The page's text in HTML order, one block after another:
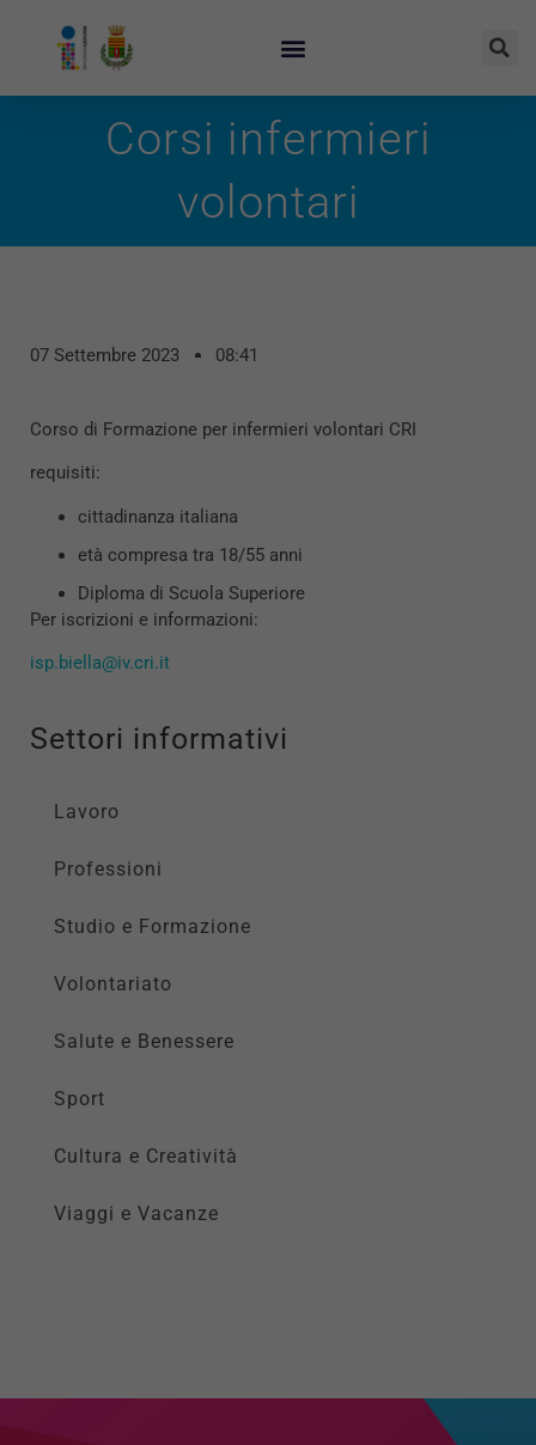
Corsi infermieri
volontari
07 Settembre 2023 08:41
Corso di Formazione per infermieri volontari CRI
requisiti:
cittadinanza italiana
età compresa tra 18/55 anni
Diploma di Scuola Superiore
Per iscrizioni e informazioni:
isp.biella@iv.cri.it
Settori informativi
Lavoro
Professioni
Studio e Formazione
Volontariato
Salute e Benessere
Sport
Cultura e Creatività
Viaggi e Vacanze